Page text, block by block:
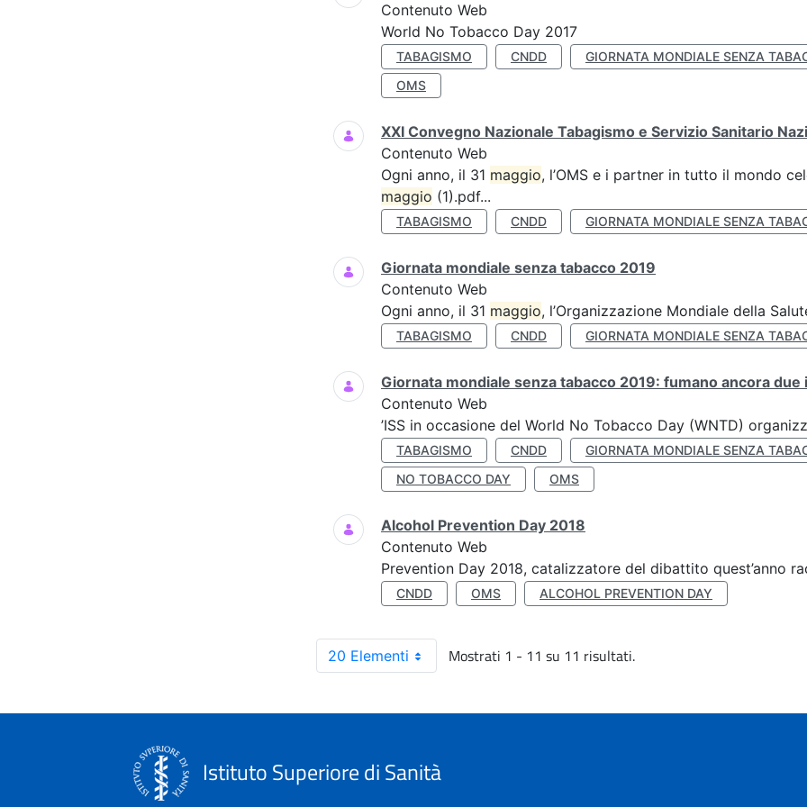
Contenuto Web
World No Tobacco Day 2017
TABAGISMO CNDD
GIORNATA MONDIALE SENZA
OMS
XXI Convegno Nazionale Tabagismo e Servizio Sanitario
Contenuto Web
Ogni anno, il 31 maggio, l’OMS e i partner in tutto il mondo
maggio (1).pdf...
TABAGISMO CNDD GIORNATA MONDIALE SENZA
Giornata mondiale senza tabacco 2019
Contenuto Web
Ogni anno, il 31 maggio, l’Organizzazione Mondiale della
TABAGISMO CNDD GIORNATA MONDIALE SENZA
Giornata mondiale senza tabacco 2019: fumano ancora due
Contenuto Web
’ISS in occasione del World No Tobacco Day (WNTD)
TABAGISMO CNDD
GIORNATA MONDIALE SENZA
NO TOBACCO DAY
OMS
Alcohol Prevention Day 2018
Contenuto Web
Prevention Day 2018, catalizzatore del dibattito quest’anno
CNDD OMS ALCOHOL PREVENTION DAY
20 Elementi Mostrati 1 - 11 su 11 risultati.
Istituto Superiore di Sanità